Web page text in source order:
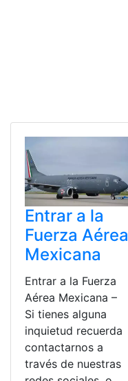
Entrar a la
Fuerza Aérea
Mexicana
Entrar a la Fuerza
Aérea Mexicana –
Si tienes alguna
inquietud recuerda
contactarnos a
través de nuestras